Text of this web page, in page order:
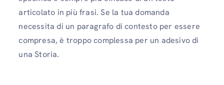
articolato in più frasi. Se la tua domanda
necessita di un paragrafo di contesto per essere
compresa, è troppo complessa per un adesivo di
una Storia.